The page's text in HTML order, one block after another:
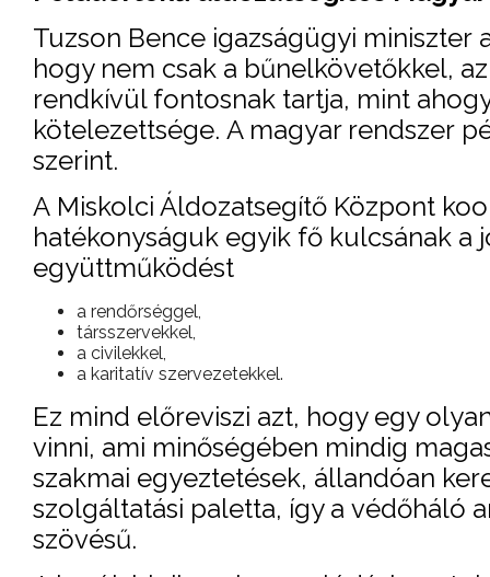
Tuzson Bence igazságügyi miniszter
hogy nem csak a bűnelkövetőkkel,
rendkívül fontosnak tartja, mint
kötelezettsége. A magyar rendszer
szerint.
A Miskolci Áldozatsegítő Központ
hatékonyságuk egyik fő kulcsának a
együttműködést
a rendőrséggel,
társszervekkel,
a civilekkel,
a karitatív szervezetekkel.
Ez mind előreviszi azt, hogy egy
vinni, ami minőségében mindig
szakmai egyeztetések, állandóan
szolgáltatási paletta, így a védőháló
szövésű.